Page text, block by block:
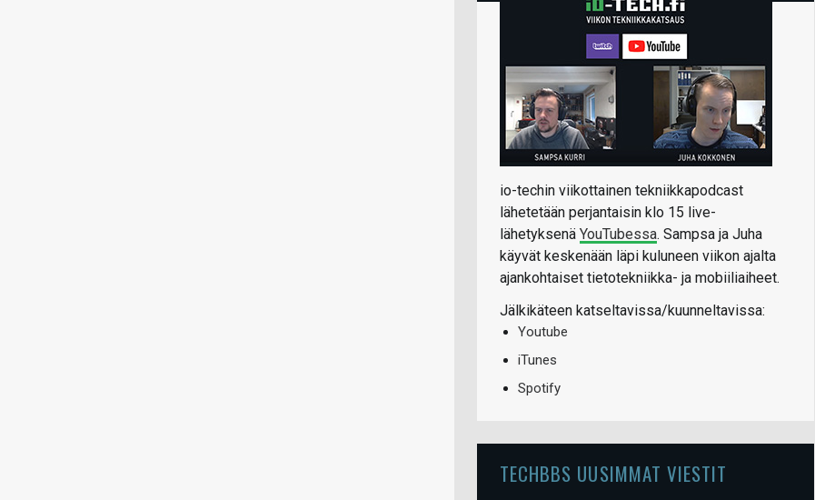
io-techin viikottainen tekniikkapodcast
lähetetään perjantaisin klo 15 live-
lähetyksenä YouTubessa. Sampsa ja Juha
käyvät keskenään läpi kuluneen viikon ajalta
ajankohtaiset tietotekniikka- ja mobiiliaiheet.
Jälkikäteen katseltavissa/kuunneltavissa:
Youtube
iTunes
Spotify
TECHBBS UUSIMMAT VIESTIT